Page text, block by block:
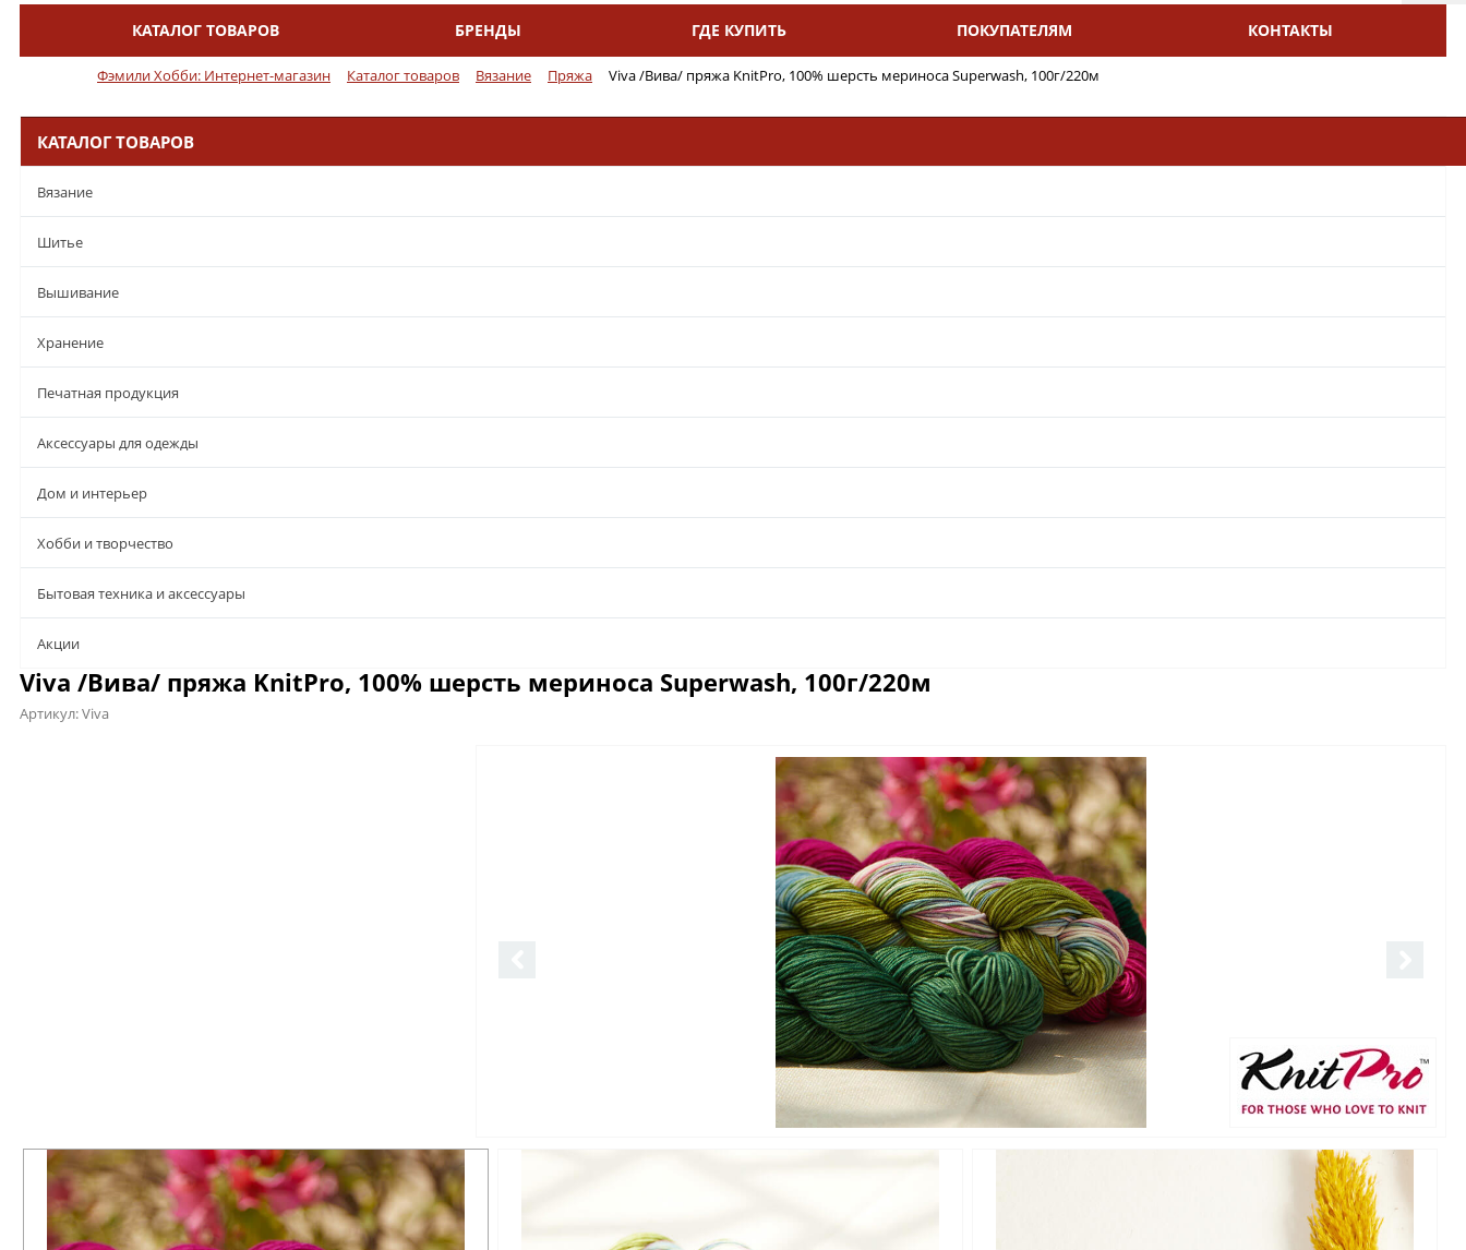
КАТАЛОГ ТОВАРОВ БРЕНДЫ ГДЕ КУПИТЬ ПОКУПАТЕЛЯМ КОНТАКТЫ
Фэмили Хобби: Интернет-магазин Каталог товаров Вязание Пряжа Viva /Вива/ пряжа KnitPro, 100% шерсть мериноса Superwash, 100г/220м
КАТАЛОГ ТОВАРОВ
Вязание
Шитье
Вышивание
Хранение
Печатная продукция
Аксессуары для одежды
Дом и интерьер
Хобби и творчество
Бытовая техника и аксессуары
Aкции
Viva /Вива/ пряжа KnitPro, 100% шерсть мериноса Superwash, 100г/220м
Артикул:Viva